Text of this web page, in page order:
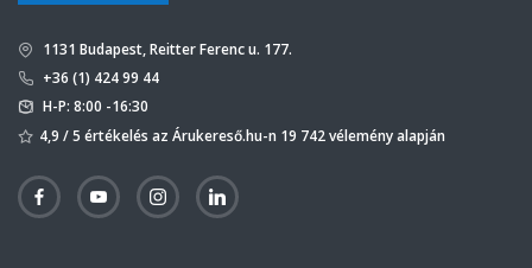
1131 Budapest, Reitter Ferenc u. 177.
+36 (1) 424 99 44
H-P: 8:00 -16:30
4,9 / 5 értékelés az Árukereső.hu-n 19 742 vélemény alapján